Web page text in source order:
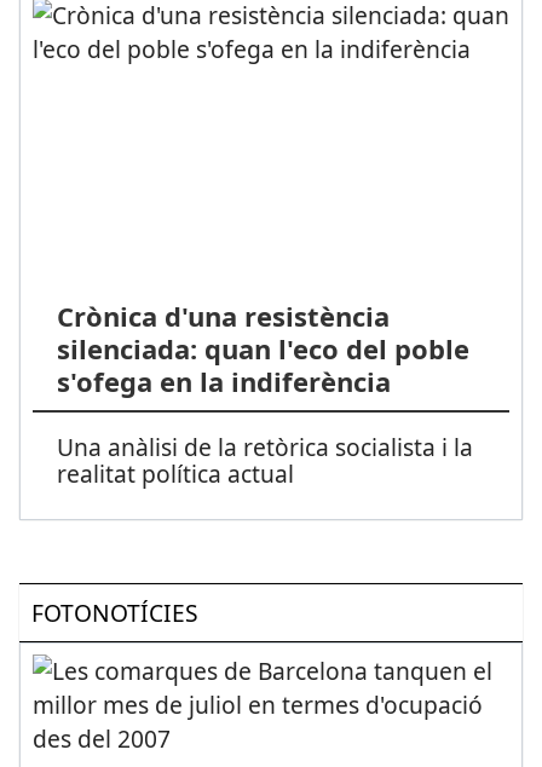
Crònica d'una resistència
silenciada: quan l'eco del poble
s'ofega en la indiferència
Una anàlisi de la retòrica socialista i la
realitat política actual
FOTONOTÍCIES